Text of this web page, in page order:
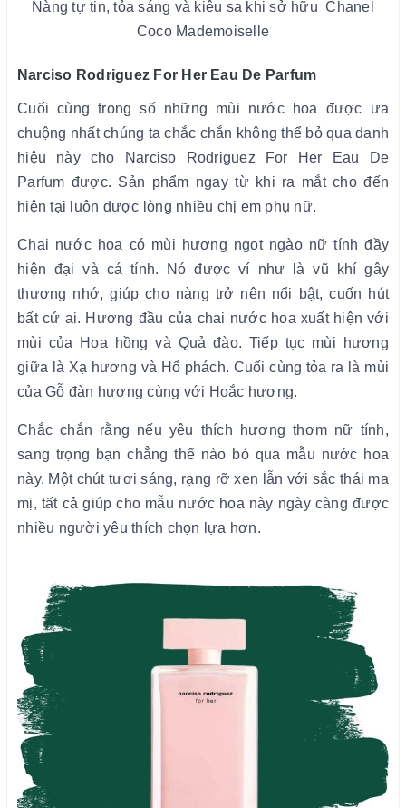
Nàng tự tin, tỏa sáng và kiêu sa khi sở hữu Chanel
Coco Mademoiselle
Narciso Rodriguez For Her Eau De Parfum
Cuối cùng trong số những mùi nước hoa được ưa
chuộng nhất chúng ta chắc chắn không thể bỏ qua danh
hiệu này cho Narciso Rodriguez For Her Eau De
Parfum được. Sản phẩm ngay từ khi ra mắt cho đến
hiện tại luôn được lòng nhiều chị em phụ nữ.
Chai nước hoa có mùi hương ngọt ngào nữ tính đầy
hiện đại và cá tính. Nó được ví như là vũ khí gây
thương nhớ, giúp cho nàng trở nên nổi bật, cuốn hút
bất cứ ai. Hương đầu của chai nước hoa xuất hiện với
mùi của Hoa hồng và Quả đào. Tiếp tục mùi hương
giữa là Xạ hương và Hổ phách. Cuối cùng tỏa ra là mùi
của Gỗ đàn hương cùng với Hoắc hương.
Chắc chắn rằng nếu yêu thích hương thơm nữ tính,
sang trọng bạn chẳng thể nào bỏ qua mẫu nước hoa
này. Một chút tươi sáng, rạng rỡ xen lẫn với sắc thái ma
mị, tất cả giúp cho mẫu nước hoa này ngày càng được
nhiều người yêu thích chọn lựa hơn.